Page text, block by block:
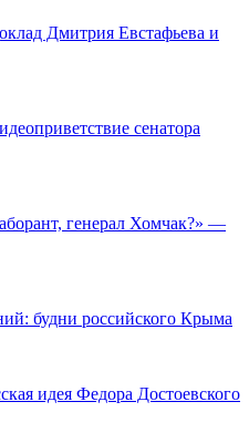
Дмитрия Евстафьева и
сенатора
генерал Хомчак?» —
будни российского Крыма
идея Федора Достоевского